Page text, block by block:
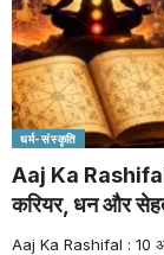
धर्म-संस्कृति
Aaj Ka Rashifal
करियर, धन और
Aaj Ka Rashifal : 10